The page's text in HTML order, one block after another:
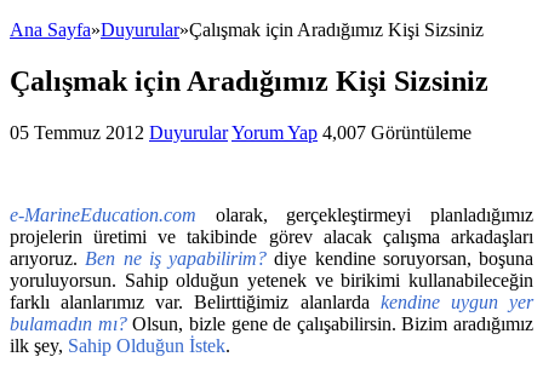
Ana Sayfa»Duyurular»Çalışmak için Aradığımız Kişi Sizsiniz
Çalışmak için Aradığımız Kişi Sizsiniz
05 Temmuz 2012 DuyurularYorum Yap 4,007 Görüntüleme
e-MarineEducation.com olarak, gerçekleştirmeyi planladığımız
projelerin üretimi ve takibinde görev alacak çalışma arkadaşları
arıyoruz. Ben ne iş yapabilirim? diye kendine soruyorsan, boşuna
yoruluyorsun. Sahip olduğun yetenek ve birikimi kullanabileceğin
farklı alanlarımız var. Belirttiğimiz alanlarda kendine uygun yer
bulamadın mı?Olsun, bizle gene de çalışabilirsin. Bizim aradığımız
ilk şey, Sahip Olduğun İstek.